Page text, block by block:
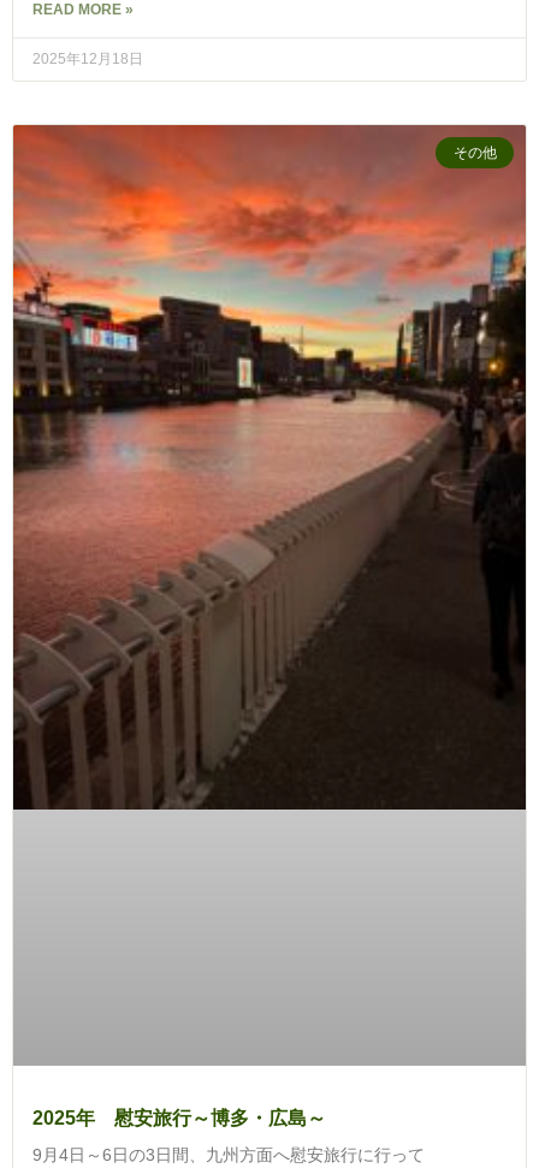
READ MORE »
2025年12月18日
その他
2025年 慰安旅行～博多・広島～
9月4日～6日の3日間、九州方面へ慰安旅行に行って